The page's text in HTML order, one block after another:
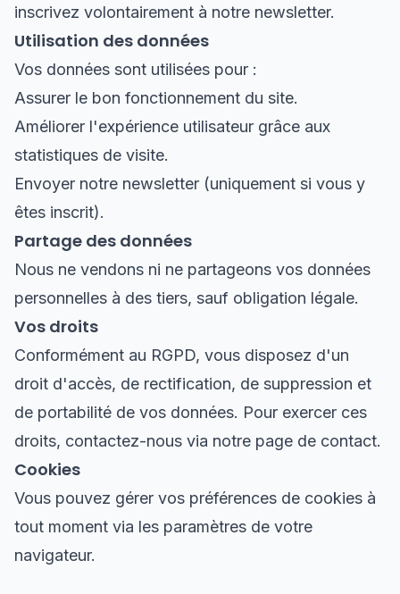
inscrivez volontairement à notre newsletter.
Utilisation des données
Vos données sont utilisées pour :
Assurer le bon fonctionnement du site.
Améliorer l'expérience utilisateur grâce aux
statistiques de visite.
Envoyer notre newsletter (uniquement si vous y
êtes inscrit).
Partage des données
Nous ne vendons ni ne partageons vos données
personnelles à des tiers, sauf obligation légale.
Vos droits
Conformément au RGPD, vous disposez d'un
droit d'accès, de rectification, de suppression et
de portabilité de vos données. Pour exercer ces
droits, contactez-nous via notre page de contact.
Cookies
Vous pouvez gérer vos préférences de cookies à
tout moment via les paramètres de votre
navigateur.